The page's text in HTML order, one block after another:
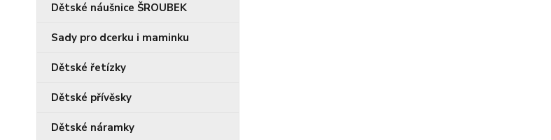
Dětské náušnice ŠROUBEK
Sady pro dcerku i maminku
Dětské řetízky
Dětské přívěsky
Dětské náramky